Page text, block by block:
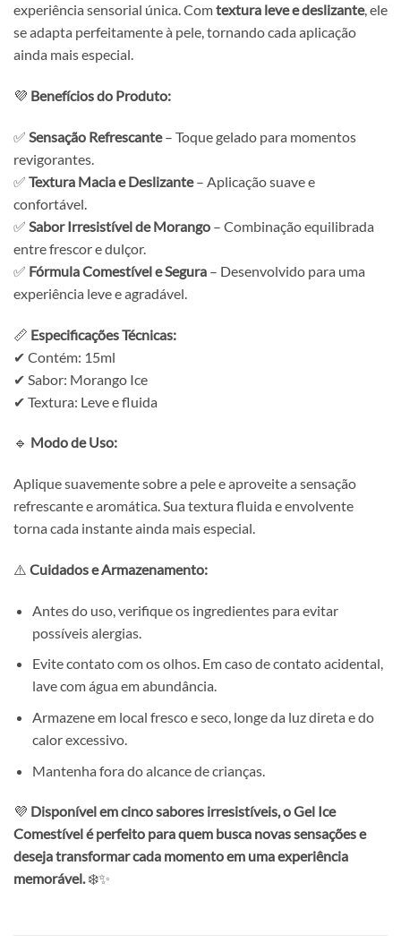
experiência sensorial única. Comtextura leve e deslizante, ele
se adapta perfeitamente à pele, tornando cada aplicação
ainda mais especial.
💜 Benefícios do Produto:
✅ Sensação Refrescante– Toque gelado para momentos
revigorantes.
✅ Textura Macia e Deslizante– Aplicação suave e
confortável.
✅ Sabor Irresistível de Morango – Combinação equilibrada
entre frescor e dulçor.
✅ Fórmula Comestível e Segura – Desenvolvido para uma
experiência leve e agradável.
📏 Especificações Técnicas:
✔ Contém: 15ml
✔ Sabor: Morango Ice
✔ Textura: Leve e fluida
🔹 Modo de Uso:
Aplique suavemente sobre a pele e aproveite a sensação
refrescante e aromática. Sua textura fluida e envolvente
torna cada instante ainda mais especial.
⚠️ Cuidados e Armazenamento:
Antes do uso, verifique os ingredientes para evitar
possíveis alergias.
Evite contato com os olhos. Em caso de contato acidental,
lave com água em abundância.
Armazene em local fresco e seco, longe da luz direta e do
calor excessivo.
Mantenha fora do alcance de crianças.
💜 Disponível em cinco sabores irresistíveis, o Gel Ice
Comestível é perfeito para quem busca novas sensações e
deseja transformar cada momento em uma experiência
memorável.❄️✨